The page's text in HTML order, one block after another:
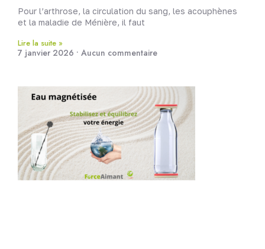
Pour l’arthrose, la circulation du sang, les acouphènes
et la maladie de Ménière, il faut
Lire la suite »
7 janvier 2026 Aucun commentaire